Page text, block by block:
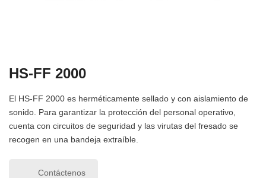
HS-FF 2000
El HS-FF 2000 es herméticamente sellado y con aislamiento de
sonido. Para garantizar la protección del personal operativo,
cuenta con circuitos de seguridad y las virutas del fresado se
recogen en una bandeja extraíble.
Contáctenos